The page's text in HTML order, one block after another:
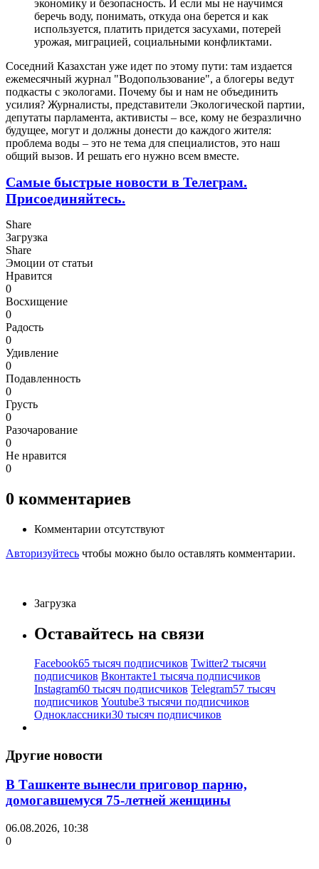
экономику и безопасность. И если мы не научимся
беречь воду, понимать, откуда она берется и как
используется, платить придется засухами, потерей
урожая, миграцией, социальными конфликтами.
Соседний Казахстан уже идет по этому пути: там издается
ежемесячный журнал "Водопользование", а блогеры ведут
подкасты с экологами. Почему бы и нам не объединить
усилия? Журналисты, представители Экологической партии,
депутаты парламента, активисты – все, кому не безразлично
будущее, могут и должны донести до каждого жителя:
проблема воды – это не тема для специалистов, это наш
общий вызов. И решать его нужно всем вместе.
Самые быстрые новости в Телеграм.
Присоединяйтесь.
Share
Загрузка
Share
Эмоции от статьи
Нравится
0
Восхищение
0
Радость
0
Удивление
0
Подавленность
0
Грусть
0
Разочарование
0
Не нравится
0
0 комментариев
Комментарии отсутствуют
Авторизуйтесь чтобы можно было оставлять комментарии.
Загрузка
Оставайтесь на связи
Facebook65 тысяч подписчиков Twitter2 тысячи
подписчиков Вконтакте1 тысяча подписчиков
Instagram60 тысяч подписчиков Telegram57 тысяч
подписчиков Youtube3 тысячи подписчиков
Одноклассники30 тысяч подписчиков
Другие новости
В Ташкенте вынесли приговор парню,
домогавшемуся 75-летней женщины
06.08.2026, 10:38
0